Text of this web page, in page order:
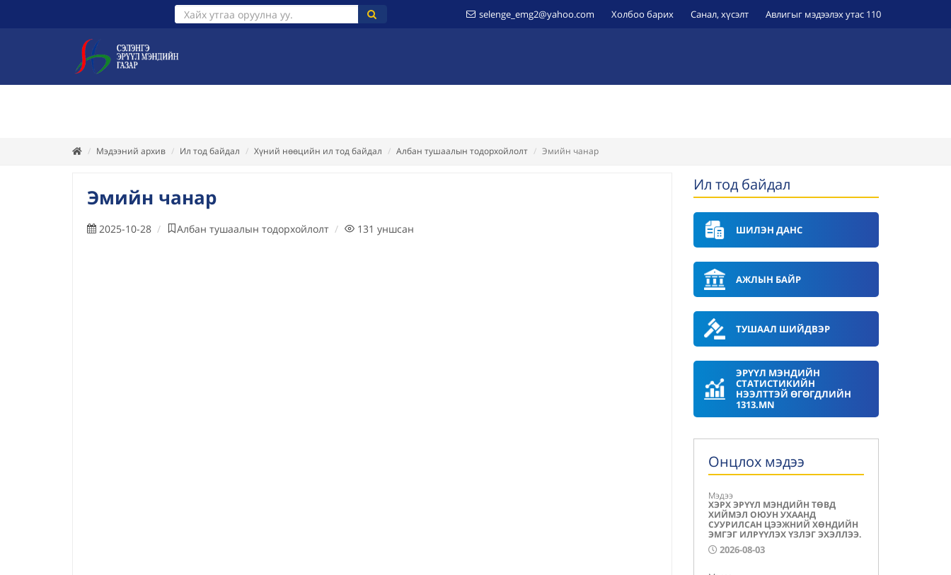
selenge_emg2@yahoo.com Холбоо барих Санал, хүсэлт Авлигыг мэдээлэх утас 110
Мэдээний архив Ил тод байдал Хүний нөөцийн ил тод байдал Албан тушаалын тодорхойлолт Эмийн чанар
Эмийн чанар
2025-10-28 Албан тушаалын тодорхойлолт 131 уншсан
Ил тод байдал
ШИЛЭН ДАНС
АЖЛЫН БАЙР
ТУШААЛ ШИЙДВЭР
ЭРҮҮЛ МЭНДИЙН
СТАТИСТИКИЙН
НЭЭЛТТЭЙ ӨГӨГДЛИЙН
1313.MN
Онцлох мэдээ
Мэдээ
ХЭРХ ЭРҮҮЛ МЭНДИЙН ТӨВД
ХИЙМЭЛ ОЮУН УХААНД
СУУРИЛСАН ЦЭЭЖНИЙ ХӨНДИЙН
ЭМГЭГ ИЛРҮҮЛЭХ ҮЗЛЭГ ЭХЭЛЛЭЭ.
2026-08-03